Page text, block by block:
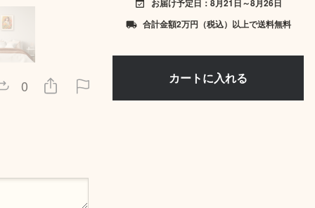
0
event_available
local_shipping 合計金額2万円（税込）以上で送料無料